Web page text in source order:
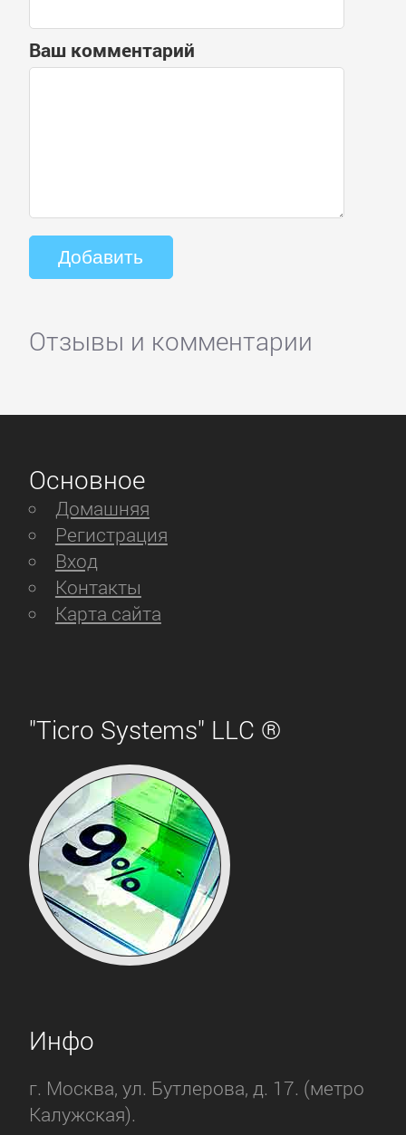
Ваш комментарий
Отзывы и комментарии
Основное
Домашняя
Регистрация
Вход
Контакты
Карта сайта
"Ticro Systems" LLC ®
Инфо
г. Москва, ул. Бутлерова, д. 17. (метро
Калужская).